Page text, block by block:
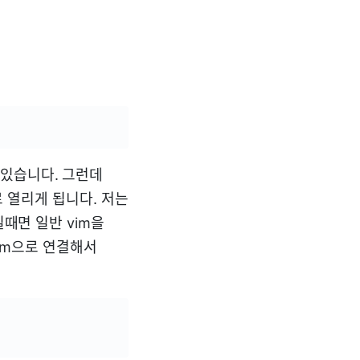
습니다. 그런데
리게 됩니다. 저는
면 일반 vim을
으로 연결해서